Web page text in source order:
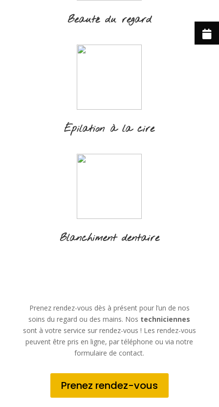
Beauté du regard
Épilation à la cire
Blanchiment dentaire
Prenez rendez-vous dès à présent pour l’un de nos
soins du regard ou des mains. Nos techniciennes
sont à votre service sur rendez-vous ! Les rendez-vous
peuvent être pris en ligne, par téléphone ou via notre
formulaire de contact.
Prenez rendez-vous